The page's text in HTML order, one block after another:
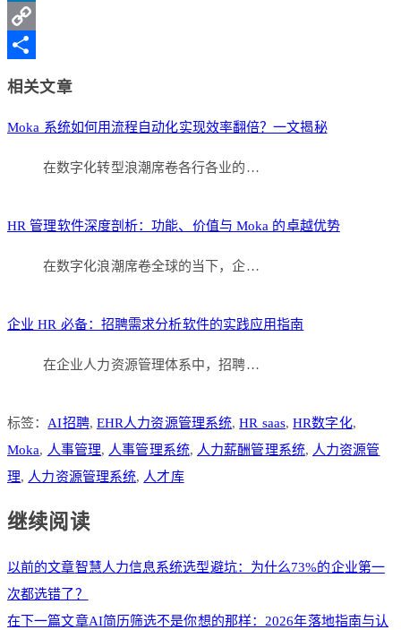
Weibo
LinkedIn
Copy
相关文章
Moka 系统如何用流程自动化实现效率翻倍？一文揭秘
在数字化转型浪潮席卷各行各业的…
HR 管理软件深度剖析：功能、价值与 Moka 的卓越优势
在数字化浪潮席卷全球的当下，企…
企业 HR 必备：招聘需求分析软件的实践应用指南
在企业人力资源管理体系中，招聘…
标签：AI招聘, EHR人力资源管理系统,HR saas,HR数字化,
Moka, 人事管理, 人事管理系统, 人力薪酬管理系统, 人力资源管
理, 人力资源管理系统, 人才库
继续阅读
以前的文章智慧人力信息系统选型避坑：为什么73%的企业第一
次都选错了？
在下一篇文章AI简历筛选不是你想的那样：2026年落地指南与认